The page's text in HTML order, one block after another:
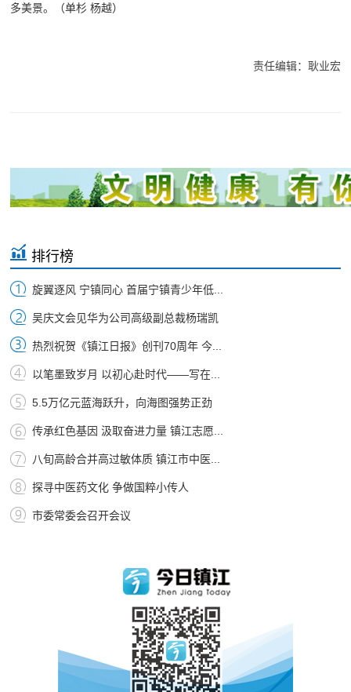
多美景。（单杉 杨越）
责任编辑：耿业宏
排行榜
旋翼逐风 宁镇同心 首届宁镇青少年低...
吴庆文会见华为公司高级副总裁杨瑞凯
热烈祝贺《镇江日报》创刊70周年 今...
以笔墨致岁月 以初心赴时代——写在...
5.5万亿元蓝海跃升，向海图强势正劲
传承红色基因 汲取奋进力量 镇江志愿...
八旬高龄合并高过敏体质 镇江市中医...
探寻中医药文化 争做国粹小传人
市委常委会召开会议